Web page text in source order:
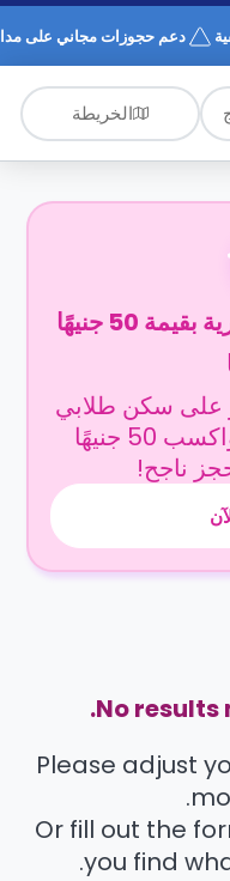
دعم حجوزات مجاني على مدار
الخريطة
قسيمة استرداد نقدي حصرية بقيمة 50 جنيهًا
على سكن طلابي
يحبونه حقًا! قم بالإحالة واكسب 50 جنيهًا
ناجح!
No results
Please adjust
Or fill out the
you find